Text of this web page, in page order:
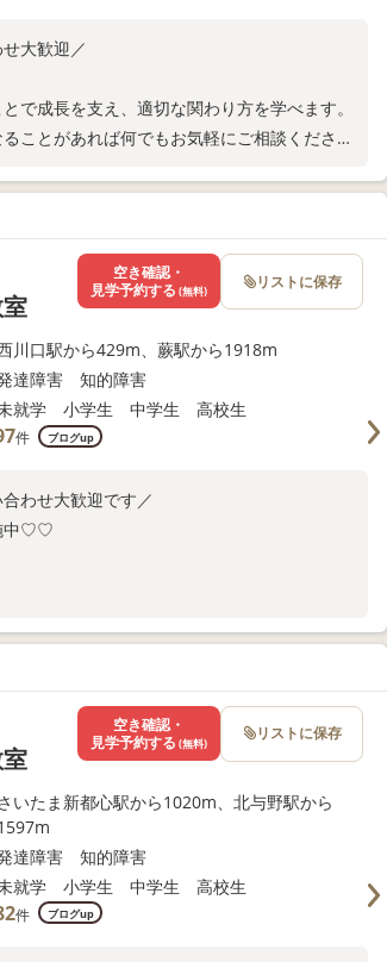
大歓迎／
で成長を支え、適切な関わり方を学べます。
ことがあれば何でもお気軽にご相談くださ
川口駅から429m、蕨駅から1918m
達障害 知的障害
就学 小学生 中学生 高校生
件 ブログup
わせ大歓迎です／
中♡♡
空き確認・
見学予約する (無料) リストに保存
いたま新都心駅から1020m、北与野駅から
達障害 知的障害
就学 小学生 中学生 高校生
件 ブログup
空き確認・
見学予約する (無料) リストに保存